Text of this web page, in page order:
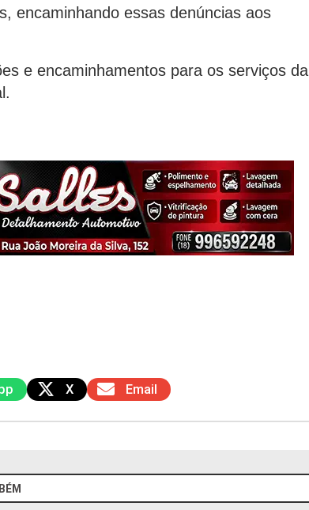
encaminhando essas denúncias aos
e encaminhamentos para os serviços da
X Email